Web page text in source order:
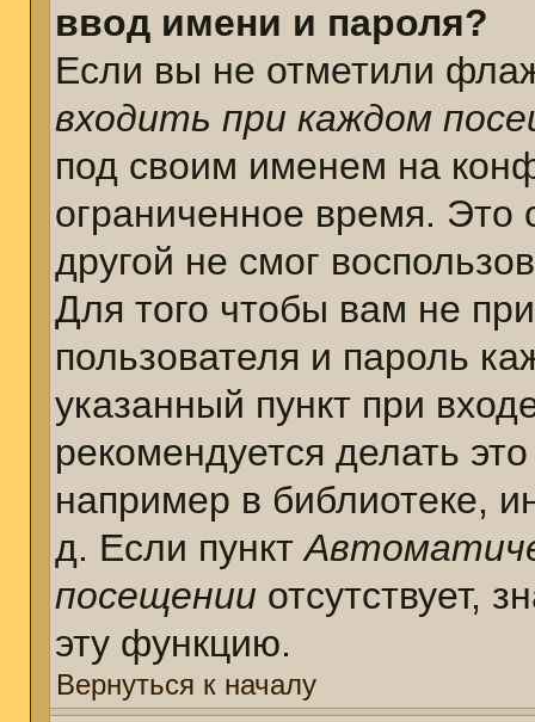
ввод имени и пароля?
Если вы не отметили
входить при каждом
под своим именем на
ограниченное время. Это
другой не смог
Для того чтобы вам не
пользователя и пароль
указанный пункт при
рекомендуется делать
например в библиотеке,
д. Если пункт
посещении отсутствует,
эту функцию.
Вернуться к началу